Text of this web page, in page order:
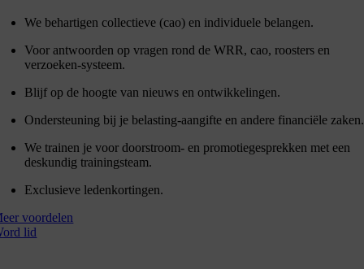
We behartigen collectieve (cao) en individuele belangen.
Voor antwoorden op vragen rond de WRR, cao, roosters en
verzoeken-systeem.
Blijf op de hoogte van nieuws en ontwikkelingen.
Ondersteuning bij je belasting-aangifte en andere financiële zaken.
We trainen je voor doorstroom- en promotiegesprekken met een
deskundig trainingsteam.
Exclusieve ledenkortingen.
voordelen
lid